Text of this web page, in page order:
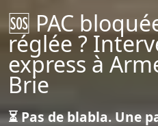
🆘 PAC
réglée ?
express à
Brie
⏳ Pas de blabla. Une